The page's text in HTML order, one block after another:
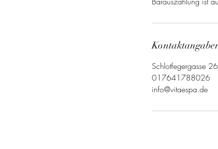
Schlotfegergasse
017641788026
info@vitaespa.de